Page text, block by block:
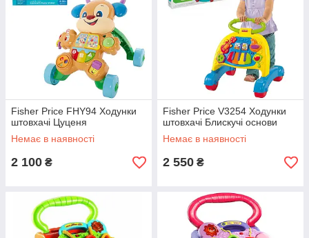
Fisher Price FHY94 Ходунки
штовхачі Цуценя
Немає в наявності
2 100 ₴
Fisher Price V3254 Ходунки
штовхачі Блискучі основи
Немає в наявності
2 550 ₴